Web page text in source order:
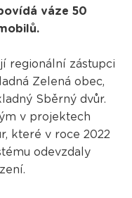
váze 50
regionální zástupci
Zelená obec,
Sběrný dvůr.
v projektech
které v roce 2022
odevzdaly